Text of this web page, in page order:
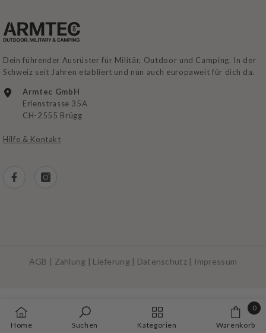
Dein führender Ausrüster für Militär, Outdoor und Camping. In der
Schweiz seit Jahren etabliert und nun auch europaweit für dich da.
Armtec GmbH
Erlenstrasse 35A
CH-2555 Brügg
Hilfe & Kontakt
AGB | Zahlung | Lieferung | Datenschutz| Impressum
Home Suchen Kategorien Warenkorb
0